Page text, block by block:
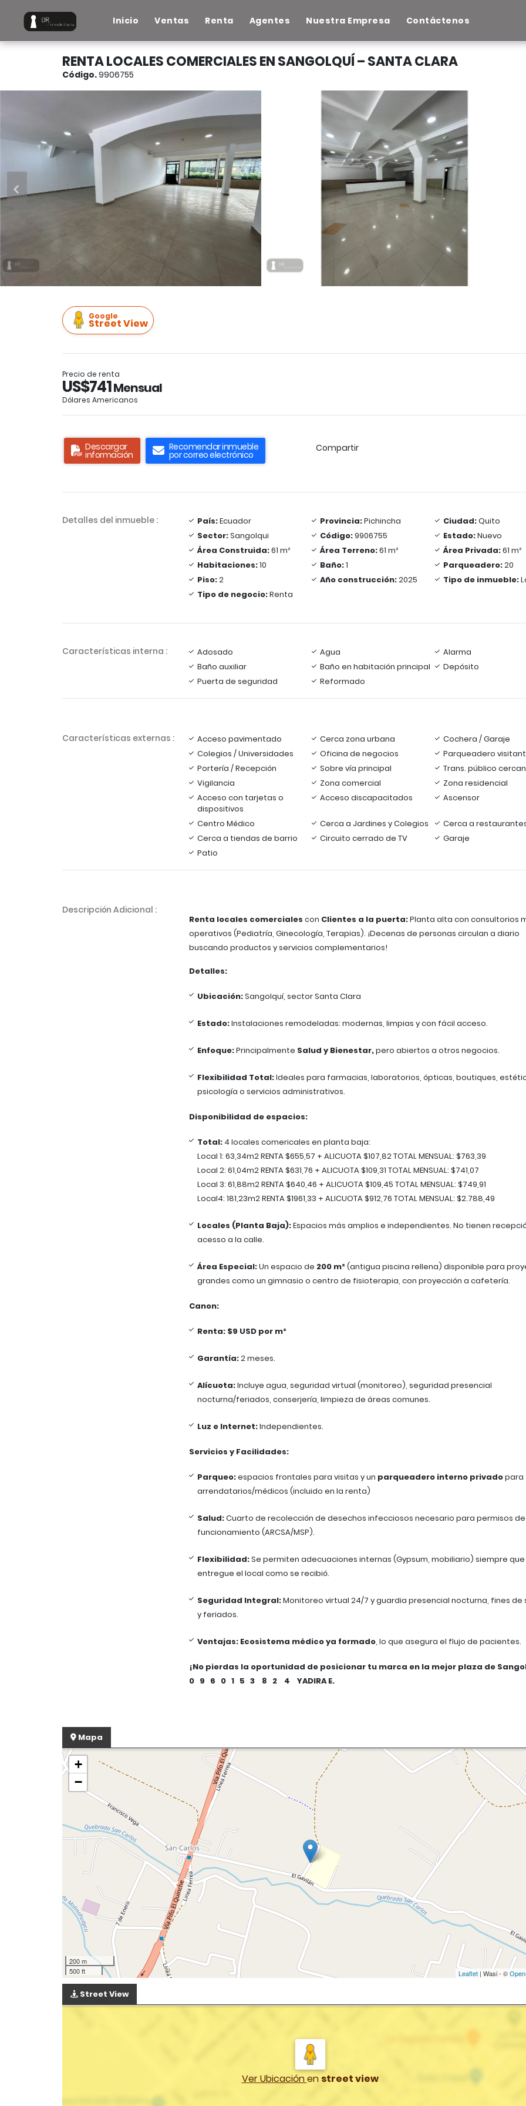
Inicio Ventas Renta Agentes Nuestra Empresa Contáctenos
RENTA LOCALES COMERCIALES EN SANGOLQUÍ – SANTA CLARA
Código.9906755
Google
Street View
Precio de renta
US$741Mensual
Dólares Americanos
Descargar
información
Recomendar inmueble
por correo electrónico
Compartir
Detalles del inmueble : País:Ecuador Provincia:Pichincha Ciudad:Quito
Sector:Sangolqui Código:9906755 Estado:Nuevo
Área Construida:61 m² Área Terreno:61 m² Área Privada:61 m²
Habitaciones:10 Baño:1 Parqueadero:20
Piso:2 Año construcción:2025 Tipo de inmueble:
Tipo de negocio:Renta
Características interna : Adosado Agua
Alarma
Baño auxiliar
Baño en habitación principal
Depósito
Puerta de seguridad
Reformado
Características externas : Acceso pavimentado Cerca zona urbana
Cochera / Garaje
Colegios / Universidades
Oficina de negocios
Parqueadero
Portería / Recepción
Sobre vía principal
Trans. público
Vigilancia
Zona comercial
Zona residencial
Acceso con tarjetas o
dispositivos
Acceso discapacitados Ascensor
Centro Médico Cerca a Jardines y Colegios
Cerca a
Cerca a tiendas de barrio
Circuito cerrado de TV
Garaje
Patio
Descripción Adicional :
Renta locales comerciales con Clientes a la puerta:Planta alta con consultorios
operativos (Pediatría, Ginecología, Terapias). ¡Decenas de personas circulan a diario
buscando productos y servicios complementarios!
Detalles:
Ubicación:Sangolquí, sector Santa Clara
Estado:Instalaciones remodeladas: modernas, limpias y con fácil acceso.
Enfoque:Principalmente Salud y Bienestar,pero abiertos a otros negocios.
Flexibilidad Total:Ideales para farmacias, laboratorios, ópticas, boutiques,
psicología o servicios administrativos.
Disponibilidad de espacios:
Total: 4 locales comericales en planta baja:
Local 1: 63,34m2 RENTA $655,57 + ALICUOTA $107,82 TOTAL MENSUAL: $763,39
Local 2: 61,04m2 RENTA $631,76 + ALICUOTA $109,31 TOTAL MENSUAL: $741,07
Local 3: 61,88m2 RENTA $640,46 + ALICUOTA $109,45 TOTAL MENSUAL: $749,91
Local4: 181,23m2 RENTA $1961,33 + ALICUOTA $912,76 TOTAL MENSUAL: $2.788,49
Locales (Planta Baja):Espacios más amplios e independientes. No tienen
acesso a la calle.
Área Especial:Un espacio de 200 m² (antigua piscina rellena) disponible para
grandes como un gimnasio o centro de fisioterapia, con proyección a cafetería.
Canon:
Renta: $9 USD por m²
Garantía:2 meses.
Alícuota:Incluye agua, seguridad virtual (monitoreo), seguridad presencial
nocturna/feriados, conserjería, limpieza de áreas comunes.
Luz e Internet:Independientes.
Servicios y Facilidades:
Parqueo:espacios frontales para visitas y un parqueadero interno privadopara
arrendatarios/médicos (incluido en la renta)
Salud:Cuarto de recolección de desechos infecciosos necesario para permisos de
funcionamiento (ARCSA/MSP).
Flexibilidad:Se permiten adecuaciones internas (Gypsum, mobiliario) siempre
entregue el local como se recibió.
Seguridad Integral:Monitoreo virtual 24/7 y guardia presencial nocturna, fines de
y feriados.
Ventajas: Ecosistema médico ya formado, lo que asegura el flujo de pacientes.
¡No pierdas la oportunidad de posicionar tu marca en la mejor plaza de
0 9 6 0 1 5 3 8 2 4 YADIRA E.
Mapa
+
−
200 m
500 ft
Leaflet | Wasi - ©
Street View
Ver Ubicaciónen street view